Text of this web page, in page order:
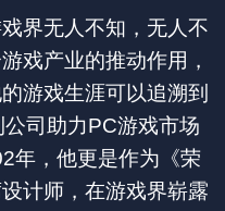
界无人不知，无人不
戏产业的推动作用，
游戏生涯可以追溯到
司助力PC游戏市场
年，他更是作为《荣
计师，在游戏界崭露